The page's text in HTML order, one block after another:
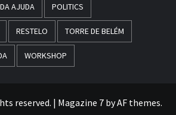
AJUDA POLITICS
RESTELO TORRE DE BELÉM
WORKSHOP
reserved. | Magazine 7by AF themes.